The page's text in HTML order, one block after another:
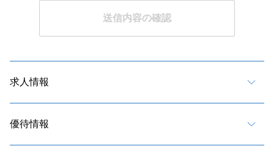
求人情報
優待情報